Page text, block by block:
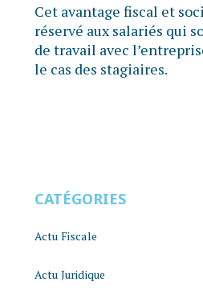
Cet avantage fiscal et
réservé aux salariés qui
de travail avec
le cas des stagiaires.
CATÉGORIES
Actu Fiscale
Actu Juridique